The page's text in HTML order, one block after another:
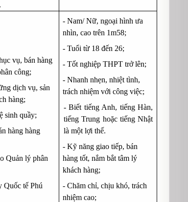
vụ, bán hàng
công;
dịch vụ, sản
hàng;
sinh quầy;
hàng hàng
Quản lý phân
Quốc tế Phú
- Nam/ Nữ, ngoại hình ưa
nhìn, cao trên 1m58;
- Tuổi từ 18 đến 26;
- Tốt nghiệp THPT trở lên;
- Nhanh nhẹn, nhiệt tình,
trách nhiệm với công việc;
- Biết tiếng Anh, tiếng Hàn,
tiếng Trung hoặc tiếng Nhật
là một lợi thế.
- Kỹ năng giao tiếp, bán
hàng tốt, nắm bắt tâm lý
khách hàng;
- Chăm chỉ, chịu khó, trách
nhiệm cao;